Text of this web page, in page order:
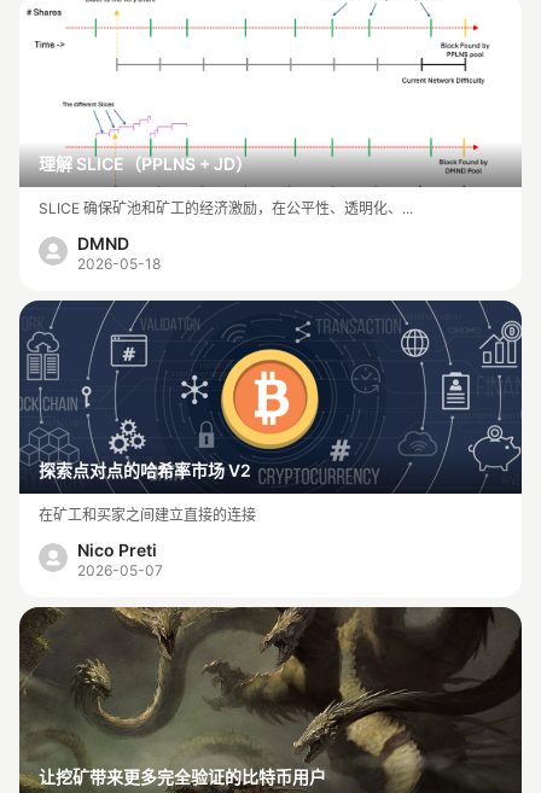
理解 SLICE（PPLNS + JD）
SLICE 确保矿池和矿工的经济激励，在公平性、透明化、...
DMND
2026-05-18
探索点对点的哈希率市场 V2
在矿工和买家之间建立直接的连接
Nico Preti
2026-05-07
让挖矿带来更多完全验证的比特币用户